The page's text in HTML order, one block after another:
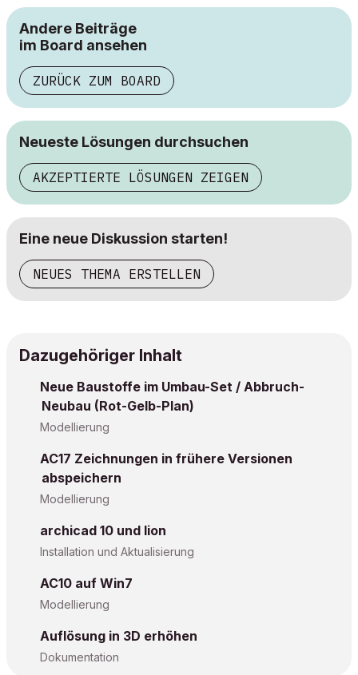
Andere Beiträge
im Board ansehen
ZURÜCK ZUM BOARD
Neueste Lösungen durchsuchen
AKZEPTIERTE LÖSUNGEN ZEIGEN
Eine neue Diskussion starten!
NEUES THEMA ERSTELLEN
Dazugehöriger Inhalt
Neue Baustoffe im Umbau-Set / Abbruch-
Neubau (Rot-Gelb-Plan)
Modellierung
AC17 Zeichnungen in frühere Versionen
abspeichern
Modellierung
archicad 10 und lion
Installation und Aktualisierung
AC10 auf Win7
Modellierung
Auflösung in 3D erhöhen
Dokumentation